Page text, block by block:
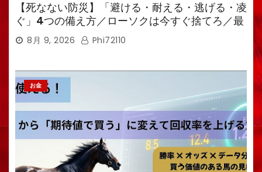
【死なない防災】「避ける・耐える・逃げる・凌
ぐ」4つの備え方／ローソクは今すぐ捨てろ／最
強備蓄食は「羊羹」／トイレ備蓄がなければ食料
も無意味
8月 9, 2026 Phi72110
お金